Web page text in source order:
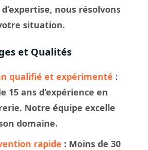
d’expertise, nous résolvons
situation.
et Qualités
qualifié et expérimenté :
15 ans d’expérience en
Notre équipe excelle
domaine.
rapide : Moins de 30